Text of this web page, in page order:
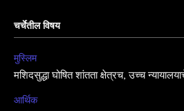
चर्चेतील विषय
मुस्लिम
मशिदसुद्धा घोषित शांतता क्षेत्रच, उच्च
आर्थिक